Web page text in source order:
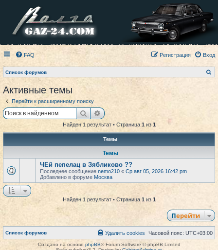
FAQ Вход
Регистрация
Список форумов
о
Активные темы
Перейти к расширенному поиску
ПоискРасширенный поиск
Найден 1 результат • Страница 1из 1
Темы
Темы
ЧЕй пепелац в Зябликово ??
Последнее сообщение nemo210 « Ср авг 05, 2026 16:42 pm
Добавлено в форуме Москва
Найден 1 результат • Страница 1из 1
Перейти
Список форумов Часовой пояс: UTC+03:00
Удалить cookies
Создано на основе phpBB® Forum Software © phpBB Limited